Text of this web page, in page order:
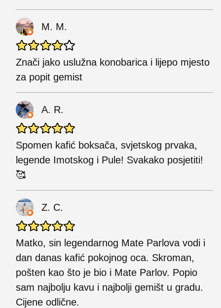
M. M.
Znači jako uslužna konobarica i lijepo mjesto
za popit gemist
A. R.
Spomen kafić boksača, svjetskog prvaka,
legende Imotskog i Pule! Svakako posjetiti!
🥰
Z. C.
Matko, sin legendarnog Mate Parlova vodi i
dan danas kafić pokojnog oca. Skroman,
pošten kao što je bio i Mate Parlov. Popio
sam najbolju kavu i najbolji gemišt u gradu.
Cijene odlične.